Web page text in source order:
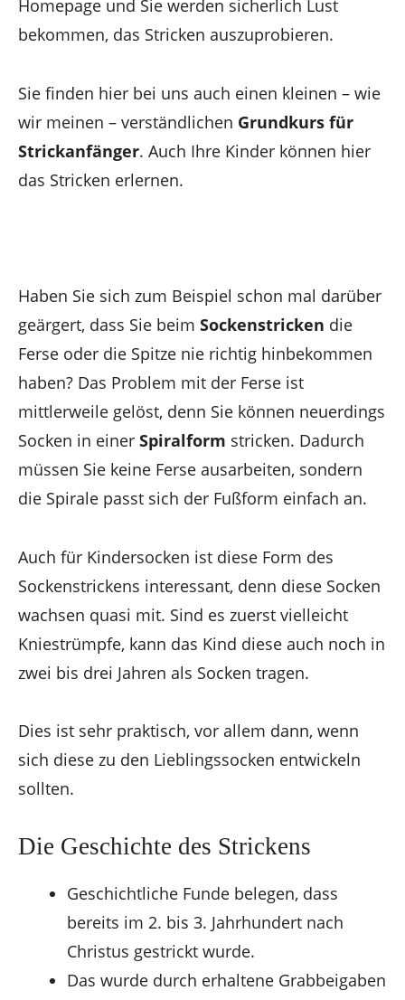
Homepage und Sie werden sicherlich Lust
bekommen, das Stricken auszuprobieren.
Sie finden hier bei uns auch einen kleinen – wie
wir meinen – verständlichen Grundkurs für
Strickanfänger. Auch Ihre Kinder können hier
das Stricken erlernen.
Haben Sie sich zum Beispiel schon mal darüber
geärgert, dass Sie beim Sockenstricken die
Ferse oder die Spitze nie richtig hinbekommen
haben? Das Problem mit der Ferse ist
mittlerweile gelöst, denn Sie können neuerdings
Socken in einer Spiralform stricken. Dadurch
müssen Sie keine Ferse ausarbeiten, sondern
die Spirale passt sich der Fußform einfach an.
Auch für Kindersocken ist diese Form des
Sockenstrickens interessant, denn diese Socken
wachsen quasi mit. Sind es zuerst vielleicht
Kniestrümpfe, kann das Kind diese auch noch in
zwei bis drei Jahren als Socken tragen.
Dies ist sehr praktisch, vor allem dann, wenn
sich diese zu den Lieblingssocken entwickeln
sollten.
Die Geschichte des Strickens
Geschichtliche Funde belegen, dass
bereits im 2. bis 3. Jahrhundert nach
Christus gestrickt wurde.
Das wurde durch erhaltene Grabbeigaben